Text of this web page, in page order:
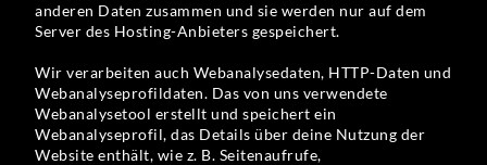
anderen Daten zusammen und sie werden nur auf dem
Server des Hosting-Anbieters gespeichert.
Wir verarbeiten auch Webanalysedaten, HTTP-Daten und
Webanalyseprofildaten. Das von uns verwendete
Webanalysetool erstellt und speichert ein
Webanalyseprofil, das Details über deine Nutzung der
Website enthält, wie z. B. Seitenaufrufe,